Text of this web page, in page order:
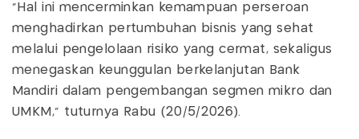
"Hal ini mencerminkan kemampuan perseroan
menghadirkan pertumbuhan bisnis yang sehat
melalui pengelolaan risiko yang cermat, sekaligus
menegaskan keunggulan berkelanjutan Bank
Mandiri dalam pengembangan segmen mikro dan
UMKM," tuturnya Rabu (20/5/2026).